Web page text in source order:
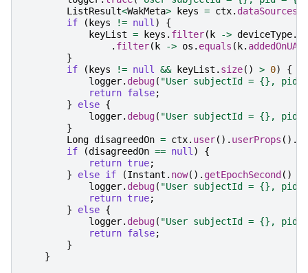
ListResult<WakMeta> keys = ctx. dataSources
if
(keys != null )
{
keyList = keys . filter(k -> deviceType.
. filter(k -> os . equals (k. addedOnUA
}
if
(keys != null && keyList . size() > 0)
{
logger. debug( "User subjectId = {}, pid
return false;
}
else {
logger. debug( "User subjectId = {}, pid
}
Long disagreedOn = ctx. user(). userProps ().
if
(disagreedOn == null )
{
return true;
}
else if (Instant . now(). getEpochSecond()
logger. debug( "User subjectId = {}, pid =
return true;
}
else {
logger. debug( "User subjectId = {}, pid =
return false;
}
}